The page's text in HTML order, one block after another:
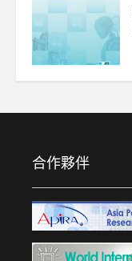
合作夥伴